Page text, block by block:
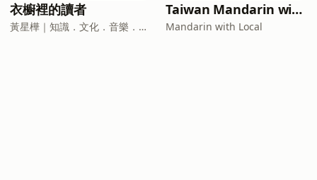
衣櫥裡的讀者
黃星樺｜知識．文化．音樂．閱讀．讀書．聽書．說書
Taiwan Mandarin with Local Podcast
Mandarin with Local